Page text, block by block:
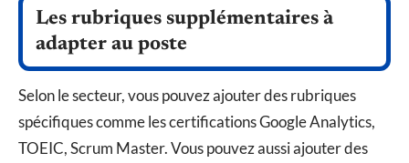
Les rubriques supplémentaires à
adapter au poste
Selon le secteur, vous pouvez ajouter des rubriques
spécifiques comme les certifications Google Analytics,
TOEIC, Scrum Master. Vous pouvez aussi ajouter des